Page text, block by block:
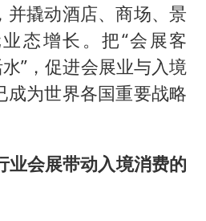
并撬动酒店、商场、景
态增长。把“会展客
”，促进会展业与入境
成为世界各国重要战略
会展带动入境消费的